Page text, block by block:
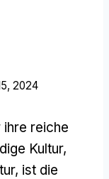
2024
reiche
Kultur,
ist die